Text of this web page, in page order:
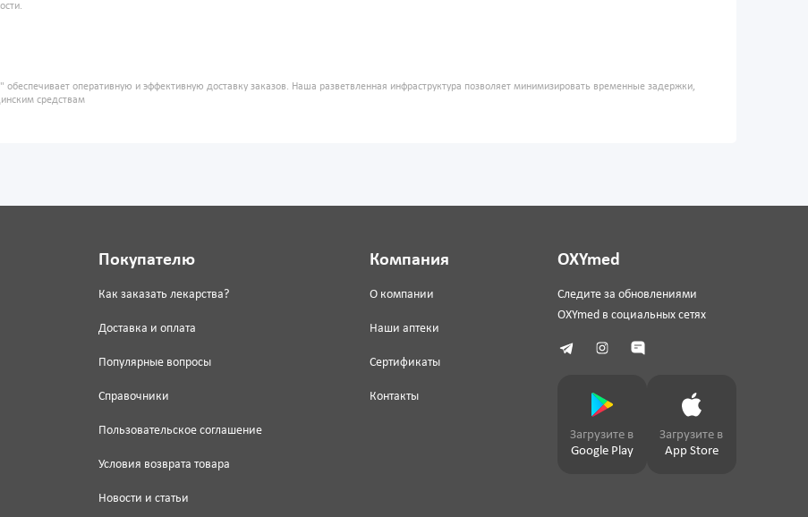
оперативную и эффективную доставку заказов. Наша разветвленная инфраструктура позволяет минимизировать временные задержки,
средствам
Покупателю
Как заказать лекарства?
Доставка и оплата
Популярные вопросы
Справочники
Пользовательское соглашение
Условия возврата товара
Новости и статьи
Компания
О компании
Наши аптеки
Сертификаты
Контакты
OXYmed
Следите за обновлениями
OXYmed в социальных сетях
Загрузите в
Google Play
Загрузите в
App Store